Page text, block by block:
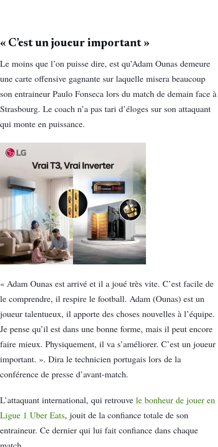
« C’est un joueur important »
Le moins que l’on puisse dire, est qu’Adam Ounas demeure
une carte offensive gagnante sur laquelle misera beaucoup
son entraineur Paulo Fonseca lors du match de demain face à
Strasbourg. Le coach n’a pas tari d’éloges sur son attaquant
qui monte en puissance.
« Adam Ounas est arrivé et il a joué très vite. C’est facile de
le comprendre, il respire le football. Adam (Ounas) est un
joueur talentueux, il apporte des choses nouvelles à l’équipe.
Je pense qu’il est dans une bonne forme, mais il peut encore
faire mieux. Physiquement, il va s’améliorer. C’est un joueur
important. ». Dira le technicien portugais lors de la
conférence de presse d’avant-match.
L’attaquant international, qui retrouve le bonheur de jouer en
Ligue 1 Uber Eats, jouit de la confiance totale de son
entraineur. Ce dernier qui lui fait confiance dans chaque